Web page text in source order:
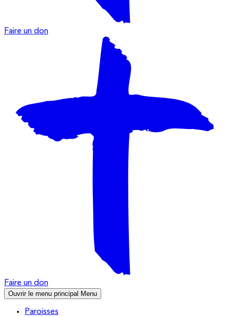
Faire un don
Faire un don
Ouvrir le menu principal Menu
Paroisses